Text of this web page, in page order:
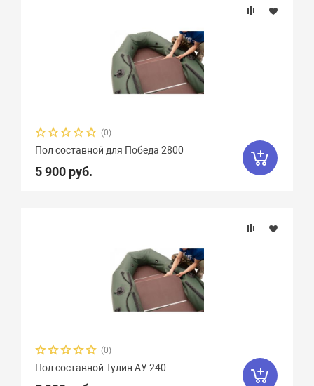
(0)
Пол составной для Победа 2800
5 900 руб.
(0)
Пол составной Тулин АУ-240